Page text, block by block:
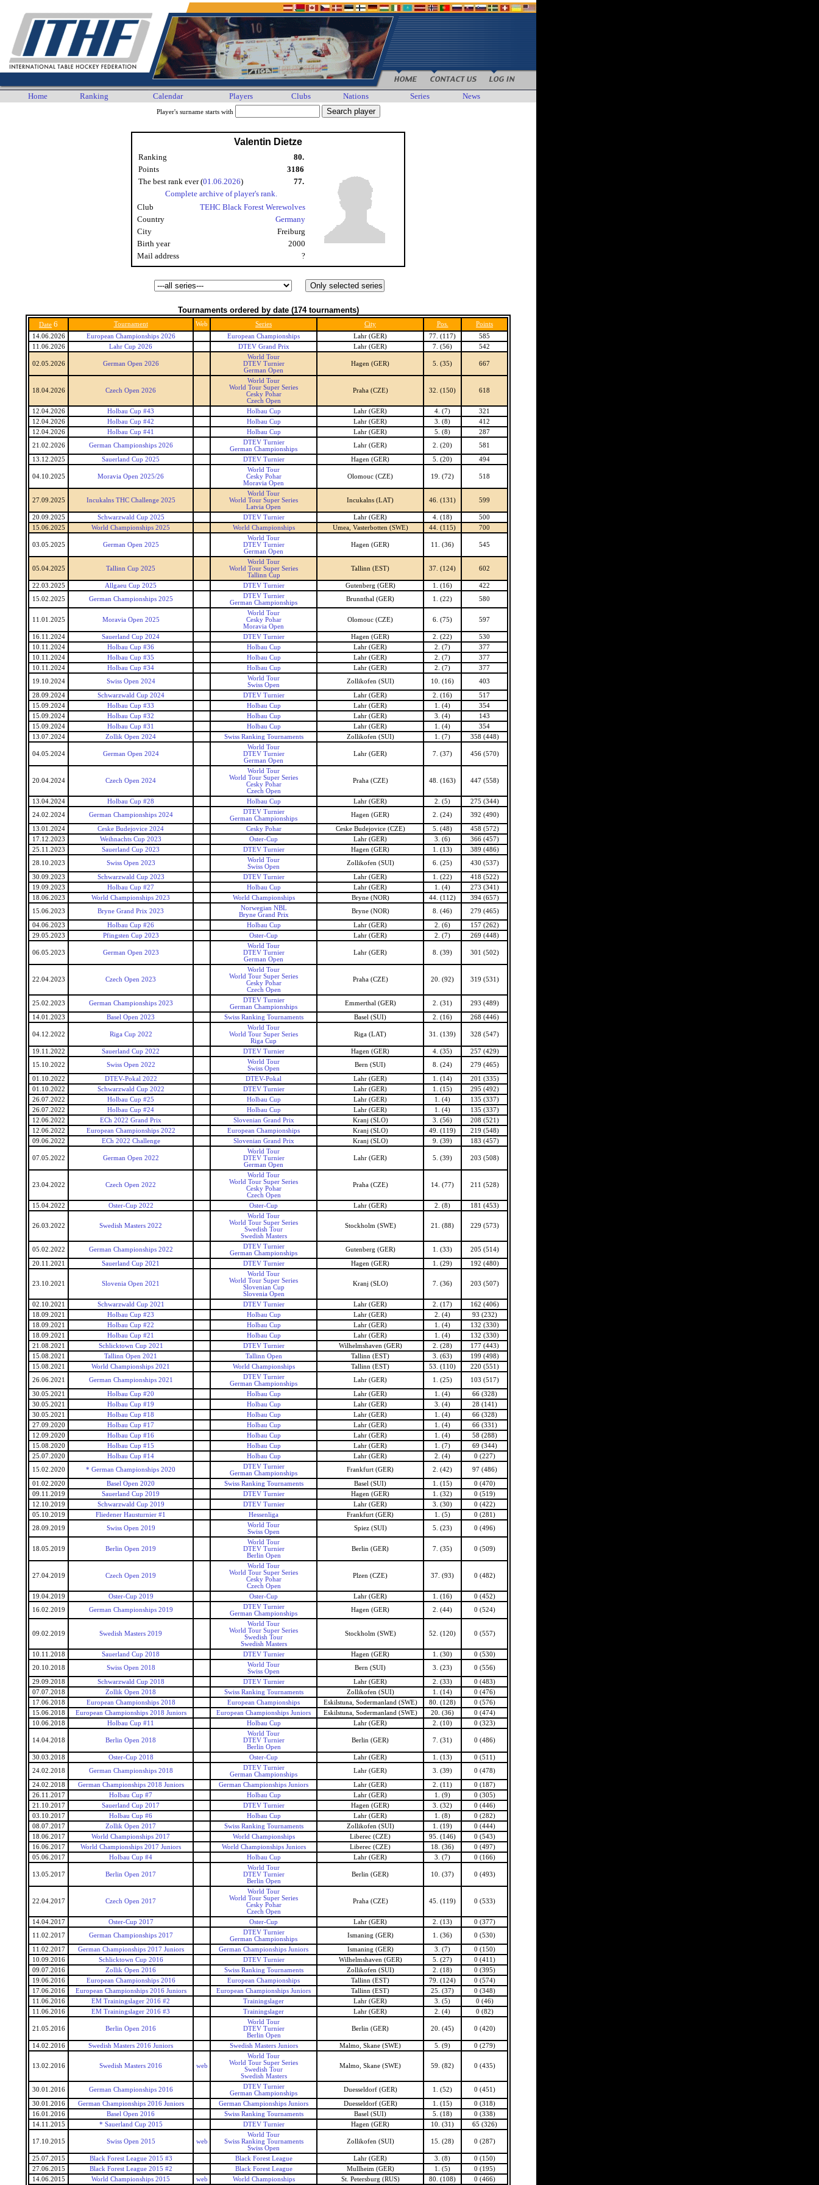
Home Ranking Calendar Players Clubs Nations Series News
Player's surname starts with
Valentin Dietze
Ranking
80.
Points
3186
The best rank ever (01.06.2026)
77.
Complete archive of player's rank.
Club
TEHC Black Forest Werewolves
Country
Germany
City
Freiburg
Birth year
2000
Mail address
?
Tournaments ordered by date (174 tournaments)
Date 6 Tournament Web Series City Pos.
Points
14.06.2026
European Championships 2026 European Championships Lahr (GER) 77. (117)
585
11.06.2026
Lahr Cup 2026 DTEV Grand Prix Lahr (GER) 7. (56) 542
02.05.2026 German Open 2026
World Tour
DTEV Turnier
German Open
Hagen (GER) 5. (35) 667
18.04.2026 Czech Open 2026
World Tour
World Tour Super Series
Cesky Pohar
Czech Open
Praha (CZE) 32. (150) 618
12.04.2026 Holbau Cup #43 Holbau Cup Lahr (GER) 4. (7)
321
12.04.2026
Holbau Cup #42 Holbau Cup Lahr (GER) 3. (8)
412
12.04.2026
Holbau Cup #41 Holbau Cup Lahr (GER) 5. (8)
287
21.02.2026
German Championships 2026
DTEV Turnier
German Championships
Lahr (GER) 2. (20) 581
13.12.2025 Sauerland Cup 2025 DTEV Turnier Hagen (GER) 5. (20) 494
04.10.2025 Moravia Open 2025/26
World Tour
Cesky Pohar
Moravia Open
Olomouc (CZE) 19. (72) 518
27.09.2025 Incukalns THC Challenge 2025
World Tour
World Tour Super Series
Latvia Open
Incukalns (LAT) 46. (131) 599
20.09.2025 Schwarzwald Cup 2025 DTEV Turnier Lahr (GER) 4. (18)
500
15.06.2025
World Championships 2025 World Championships Umea, Vasterbotten (SWE) 44. (115) 700
03.05.2025 German Open 2025
World Tour
DTEV Turnier
German Open
Hagen (GER) 11. (36) 545
05.04.2025 Tallinn Cup 2025
World Tour
World Tour Super Series
Tallinn Cup
Tallinn (EST) 37. (124) 602
22.03.2025 Allgaeu Cup 2025 DTEV Turnier Gutenberg (GER) 1. (16)
422
15.02.2025
German Championships 2025
DTEV Turnier
German Championships
Brunnthal (GER) 1. (22) 580
11.01.2025 Moravia Open 2025
World Tour
Cesky Pohar
Moravia Open
Olomouc (CZE) 6. (75) 597
16.11.2024 Sauerland Cup 2024 DTEV Turnier Hagen (GER) 2. (22)
530
10.11.2024
Holbau Cup #36 Holbau Cup Lahr (GER) 2. (7)
377
10.11.2024
Holbau Cup #35 Holbau Cup Lahr (GER) 2. (7)
377
10.11.2024
Holbau Cup #34 Holbau Cup Lahr (GER) 2. (7)
377
19.10.2024
Swiss Open 2024
World Tour
Swiss Open
Zollikofen (SUI) 10. (16) 403
28.09.2024 Schwarzwald Cup 2024 DTEV Turnier Lahr (GER) 2. (16)
517
15.09.2024
Holbau Cup #33 Holbau Cup Lahr (GER) 1. (4)
354
15.09.2024
Holbau Cup #32 Holbau Cup Lahr (GER) 3. (4)
143
15.09.2024
Holbau Cup #31 Holbau Cup Lahr (GER) 1. (4)
354
13.07.2024
Zollik Open 2024 Swiss Ranking Tournaments Zollikofen (SUI) 1. (7) 358 (448)
04.05.2024 German Open 2024
World Tour
DTEV Turnier
German Open
Lahr (GER) 7. (37) 456 (570)
20.04.2024 Czech Open 2024
World Tour
World Tour Super Series
Cesky Pohar
Czech Open
Praha (CZE) 48. (163) 447 (558)
13.04.2024 Holbau Cup #28 Holbau Cup Lahr (GER) 2. (5)
275 (344)
24.02.2024
German Championships 2024
DTEV Turnier
German Championships
Hagen (GER) 2. (24) 392 (490)
13.01.2024 Ceske Budejovice 2024 Cesky Pohar Ceske Budejovice (CZE) 5. (48)
458 (572)
17.12.2023
Weihnachts Cup 2023 Oster-Cup Lahr (GER) 3. (6)
366 (457)
25.11.2023
Sauerland Cup 2023 DTEV Turnier Hagen (GER) 1. (13)
389 (486)
28.10.2023
Swiss Open 2023
World Tour
Swiss Open
Zollikofen (SUI) 6. (25) 430 (537)
30.09.2023 Schwarzwald Cup 2023 DTEV Turnier Lahr (GER) 1. (22)
418 (522)
19.09.2023
Holbau Cup #27 Holbau Cup Lahr (GER) 1. (4)
273 (341)
18.06.2023
World Championships 2023 World Championships Bryne (NOR) 44. (112)
394 (657)
15.06.2023
Bryne Grand Prix 2023
Norwegian NBL
Bryne Grand Prix
Bryne (NOR) 8. (46) 279 (465)
04.06.2023 Holbau Cup #26 Holbau Cup Lahr (GER) 2. (6)
157 (262)
29.05.2023
Pfingsten Cup 2023 Oster-Cup Lahr (GER) 2. (7) 269 (448)
06.05.2023 German Open 2023
World Tour
DTEV Turnier
German Open
Lahr (GER) 8. (39) 301 (502)
22.04.2023 Czech Open 2023
World Tour
World Tour Super Series
Cesky Pohar
Czech Open
Praha (CZE) 20. (92) 319 (531)
25.02.2023 German Championships 2023
DTEV Turnier
German Championships
Emmerthal (GER) 2. (31) 293 (489)
14.01.2023 Basel Open 2023 Swiss Ranking Tournaments Basel (SUI) 2. (16) 268 (446)
04.12.2022 Riga Cup 2022
World Tour
World Tour Super Series
Riga Cup
Riga (LAT) 31. (139) 328 (547)
19.11.2022 Sauerland Cup 2022 DTEV Turnier Hagen (GER) 4. (35)
257 (429)
15.10.2022
Swiss Open 2022
World Tour
Swiss Open
Bern (SUI) 8. (24) 279 (465)
01.10.2022 DTEV-Pokal 2022 DTEV-Pokal Lahr (GER) 1. (14)
201 (335)
01.10.2022
Schwarzwald Cup 2022 DTEV Turnier Lahr (GER) 1. (15)
295 (492)
26.07.2022
Holbau Cup #25 Holbau Cup Lahr (GER) 1. (4)
135 (337)
26.07.2022
Holbau Cup #24 Holbau Cup Lahr (GER) 1. (4)
135 (337)
12.06.2022
ECh 2022 Grand Prix Slovenian Grand Prix Kranj (SLO) 3. (56)
208 (521)
12.06.2022
European Championships 2022 European Championships Kranj (SLO) 49. (119)
219 (548)
09.06.2022
ECh 2022 Challenge Slovenian Grand Prix Kranj (SLO) 9. (39) 183 (457)
07.05.2022 German Open 2022
World Tour
DTEV Turnier
German Open
Lahr (GER) 5. (39) 203 (508)
23.04.2022 Czech Open 2022
World Tour
World Tour Super Series
Cesky Pohar
Czech Open
Praha (CZE) 14. (77) 211 (528)
15.04.2022 Oster-Cup 2022 Oster-Cup Lahr (GER) 2. (8) 181 (453)
26.03.2022 Swedish Masters 2022
World Tour
World Tour Super Series
Swedish Tour
Swedish Masters
Stockholm (SWE) 21. (88) 229 (573)
05.02.2022 German Championships 2022
DTEV Turnier
German Championships
Gutenberg (GER) 1. (33) 205 (514)
20.11.2021 Sauerland Cup 2021 DTEV Turnier Hagen (GER) 1. (29) 192 (480)
23.10.2021 Slovenia Open 2021
World Tour
World Tour Super Series
Slovenian Cup
Slovenia Open
Kranj (SLO) 7. (36) 203 (507)
02.10.2021 Schwarzwald Cup 2021 DTEV Turnier Lahr (GER) 2. (17)
162 (406)
18.09.2021
Holbau Cup #23 Holbau Cup Lahr (GER) 2. (4)
93 (232)
18.09.2021
Holbau Cup #22 Holbau Cup Lahr (GER) 1. (4)
132 (330)
18.09.2021
Holbau Cup #21 Holbau Cup Lahr (GER) 1. (4)
132 (330)
21.08.2021
Schlicktown Cup 2021 DTEV Turnier Wilhelmshaven (GER) 2. (28)
177 (443)
15.08.2021
Tallinn Open 2021 Tallinn Open Tallinn (EST) 3. (63)
199 (498)
15.08.2021
World Championships 2021 World Championships Tallinn (EST) 53. (110)
220 (551)
26.06.2021
German Championships 2021
DTEV Turnier
German Championships
Lahr (GER) 1. (25) 103 (517)
30.05.2021 Holbau Cup #20 Holbau Cup Lahr (GER) 1. (4)
66 (328)
30.05.2021
Holbau Cup #19 Holbau Cup Lahr (GER) 3. (4)
28 (141)
30.05.2021
Holbau Cup #18 Holbau Cup Lahr (GER) 1. (4)
66 (328)
27.09.2020
Holbau Cup #17 Holbau Cup Lahr (GER) 1. (4)
66 (331)
12.09.2020
Holbau Cup #16 Holbau Cup Lahr (GER) 1. (4)
58 (288)
15.08.2020
Holbau Cup #15 Holbau Cup Lahr (GER) 1. (7)
69 (344)
25.07.2020
Holbau Cup #14 Holbau Cup Lahr (GER) 2. (4)
0 (227)
15.02.2020
* German Championships 2020
DTEV Turnier
German Championships
Frankfurt (GER) 2. (42) 97 (486)
01.02.2020 Basel Open 2020 Swiss Ranking Tournaments Basel (SUI) 1. (15)
0 (470)
09.11.2019
Sauerland Cup 2019 DTEV Turnier Hagen (GER) 1. (32)
0 (519)
12.10.2019
Schwarzwald Cup 2019 DTEV Turnier Lahr (GER) 3. (30)
0 (422)
05.10.2019
Fliedener Hausturnier #1 Hessenliga Frankfurt (GER) 1. (5)
0 (281)
28.09.2019
Swiss Open 2019
World Tour
Swiss Open
Spiez (SUI) 5. (23) 0 (496)
18.05.2019 Berlin Open 2019
World Tour
DTEV Turnier
Berlin Open
Berlin (GER) 7. (35) 0 (509)
27.04.2019 Czech Open 2019
World Tour
World Tour Super Series
Cesky Pohar
Czech Open
Plzen (CZE) 37. (93) 0 (482)
19.04.2019 Oster-Cup 2019 Oster-Cup Lahr (GER) 1. (16)
0 (452)
16.02.2019
German Championships 2019
DTEV Turnier
German Championships
Hagen (GER) 2. (44) 0 (524)
09.02.2019 Swedish Masters 2019
World Tour
World Tour Super Series
Swedish Tour
Swedish Masters
Stockholm (SWE) 52. (120) 0 (557)
10.11.2018 Sauerland Cup 2018 DTEV Turnier Hagen (GER) 1. (30)
0 (530)
20.10.2018
Swiss Open 2018
World Tour
Swiss Open
Bern (SUI) 3. (23) 0 (556)
29.09.2018 Schwarzwald Cup 2018 DTEV Turnier Lahr (GER) 2. (33)
0 (483)
07.07.2018
Zollik Open 2018 Swiss Ranking Tournaments Zollikofen (SUI) 1. (14)
0 (476)
17.06.2018
European Championships 2018 European Championships Eskilstuna, Sodermanland (SWE) 80. (128)
0 (576)
15.06.2018
European Championships 2018 Juniors European Championships Juniors Eskilstuna, Sodermanland (SWE) 20. (36)
0 (474)
10.06.2018
Holbau Cup #11 Holbau Cup Lahr (GER) 2. (10) 0 (323)
14.04.2018 Berlin Open 2018
World Tour
DTEV Turnier
Berlin Open
Berlin (GER) 7. (31) 0 (486)
30.03.2018 Oster-Cup 2018 Oster-Cup Lahr (GER) 1. (13)
0 (511)
24.02.2018
German Championships 2018
DTEV Turnier
German Championships
Lahr (GER) 3. (39) 0 (478)
24.02.2018 German Championships 2018 Juniors German Championships Juniors Lahr (GER) 2. (11)
0 (187)
26.11.2017
Holbau Cup #7 Holbau Cup Lahr (GER) 1. (9)
0 (305)
21.10.2017
Sauerland Cup 2017 DTEV Turnier Hagen (GER) 3. (32)
0 (446)
03.10.2017
Holbau Cup #6 Holbau Cup Lahr (GER) 1. (8)
0 (282)
08.07.2017
Zollik Open 2017 Swiss Ranking Tournaments Zollikofen (SUI) 1. (19)
0 (444)
18.06.2017
World Championships 2017 World Championships Liberec (CZE) 95. (146)
0 (543)
16.06.2017
World Championships 2017 Juniors World Championships Juniors Liberec (CZE) 18. (36)
0 (497)
05.06.2017
Holbau Cup #4 Holbau Cup Lahr (GER) 3. (7) 0 (166)
13.05.2017 Berlin Open 2017
World Tour
DTEV Turnier
Berlin Open
Berlin (GER) 10. (37) 0 (493)
22.04.2017 Czech Open 2017
World Tour
World Tour Super Series
Cesky Pohar
Czech Open
Praha (CZE) 45. (119) 0 (533)
14.04.2017 Oster-Cup 2017 Oster-Cup Lahr (GER) 2. (13)
0 (377)
11.02.2017
German Championships 2017
DTEV Turnier
German Championships
Ismaning (GER) 1. (36) 0 (530)
11.02.2017 German Championships 2017 Juniors German Championships Juniors Ismaning (GER) 3. (7)
0 (150)
10.09.2016
Schlicktown Cup 2016 DTEV Turnier Wilhelmshaven (GER) 5. (27)
0 (411)
09.07.2016
Zollik Open 2016 Swiss Ranking Tournaments Zollikofen (SUI) 2. (18)
0 (395)
19.06.2016
European Championships 2016 European Championships Tallinn (EST) 79. (124)
0 (574)
17.06.2016
European Championships 2016 Juniors European Championships Juniors Tallinn (EST) 25. (37)
0 (348)
11.06.2016
EM Trainingslager 2016 #2 Trainingslager Lahr (GER) 3. (5)
0 (46)
11.06.2016
EM Trainingslager 2016 #3 Trainingslager Lahr (GER) 2. (4) 0 (82)
21.05.2016 Berlin Open 2016
World Tour
DTEV Turnier
Berlin Open
Berlin (GER) 20. (45) 0 (420)
14.02.2016 Swedish Masters 2016 Juniors Swedish Masters Juniors Malmo, Skane (SWE) 5. (9) 0 (279)
13.02.2016 Swedish Masters 2016 web
World Tour
World Tour Super Series
Swedish Tour
Swedish Masters
Malmo, Skane (SWE) 59. (82) 0 (435)
30.01.2016 German Championships 2016
DTEV Turnier
German Championships
Duesseldorf (GER) 1. (52) 0 (451)
30.01.2016 German Championships 2016 Juniors German Championships Juniors Duesseldorf (GER) 1. (15)
0 (318)
16.01.2016
Basel Open 2016 Swiss Ranking Tournaments Basel (SUI) 5. (18)
0 (338)
14.11.2015
* Sauerland Cup 2015 DTEV Turnier Hagen (GER) 10. (31) 65 (326)
17.10.2015 Swiss Open 2015 web
World Tour
Swiss Ranking Tournaments
Swiss Open
Zollikofen (SUI) 15. (28) 0 (287)
25.07.2015 Black Forest League 2015 #3 Black Forest League Lahr (GER) 3. (8)
0 (150)
27.06.2015
Black Forest League 2015 #2 Black Forest League Mullheim (GER) 1. (5)
0 (195)
14.06.2015
World Championships 2015 web World Championships St. Petersburg (RUS) 80. (108) 0 (466)